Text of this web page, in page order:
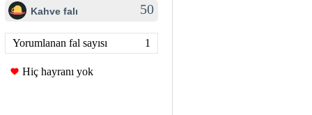
Kahve falı 50
Yorumlanan fal sayısı 1
Hiç hayranı yok